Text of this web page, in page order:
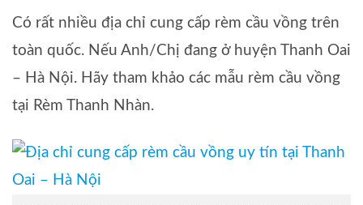
Có rất nhiều địa chỉ cung cấp rèm cầu vồng trên
toàn quốc. Nếu Anh/Chị đang ở huyện Thanh Oai
– Hà Nội. Hãy tham khảo các mẫu rèm cầu vồng
tại Rèm Thanh Nhàn.